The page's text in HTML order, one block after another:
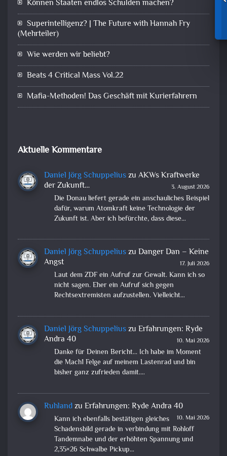
Können Staaten endlos Schulden machen?
Superintelligenz? | The Future with Hannah Fry
(Mehrteiler)
Wie werden wir beliebt?
Beats 4 Critical Mass Vol.22
Mafia-Methoden! Das Geschäft mit Kurierfahrern
Aktuelle Kommentare
Daniel Jörg Schuppeliuszu AKWs Kraftwerke
der Zukunft…
3. August 2026
Die Donau liefert gerade ein anschauliches Beispiel
dafür, warum Atomkraft keine Technologie der
Zukunft ist. Aber ich befürchte, dass diese…
Daniel Jörg Schuppeliuszu Danger Dan – Keine
Angst
17. Juli 2026
Laut dem ZDF ein Aufruf zur Gewalt. Kann ich so
nicht sagen. Eher ein Aufruf sich gegen
Rechtsextremisten aufzustellen. Vielleicht…
Daniel Jörg Schuppeliuszu Erfahrungen: Ryde
Andra 40
10. Mai 2026
Danke für Deinen Bericht... Ich habe im Moment
die Mach1 Felge auf meinem Lastenrad und bin
bisher ganz zufrieden damit.…
Ruhlandzu Erfahrungen: Ryde Andra 40
10. Mai 2026
Kann ich ebenfalls bestätigen gleiches
Schadensbild gerade in verbindung mit Rohloff
Tandemnabe und der erhöhten Spannung und
2,35×26 Schwalbe Pickup…